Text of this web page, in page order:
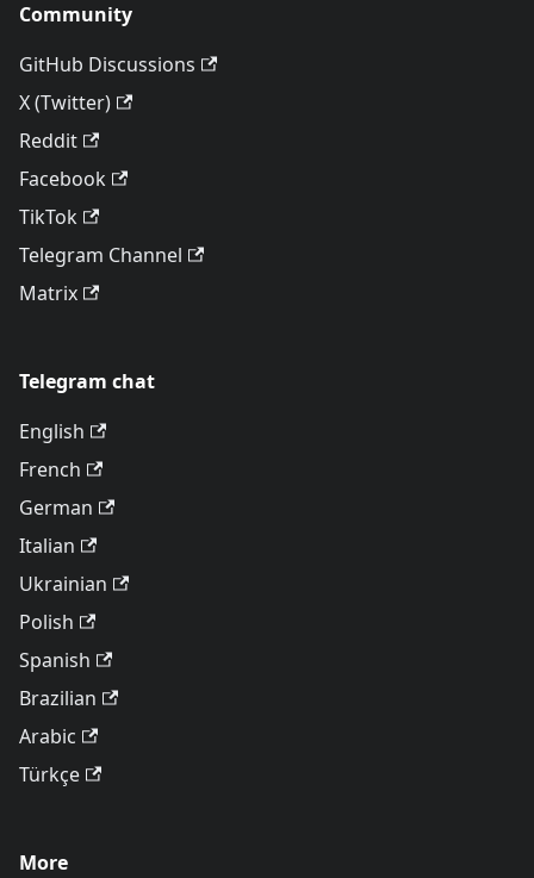
Community
GitHub Discussions
X (Twitter)
Reddit
Facebook
TikTok
Telegram Channel
Matrix
Telegram chat
English
French
German
Italian
Ukrainian
Polish
Spanish
Brazilian
Arabic
Türkçe
More